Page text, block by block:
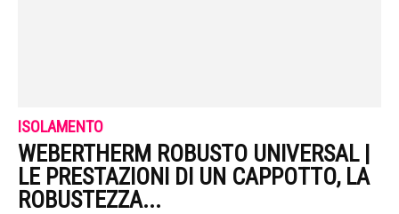
ISOLAMENTO
WEBERTHERM ROBUSTO UNIVERSAL |
LE PRESTAZIONI DI UN CAPPOTTO, LA
ROBUSTEZZA...